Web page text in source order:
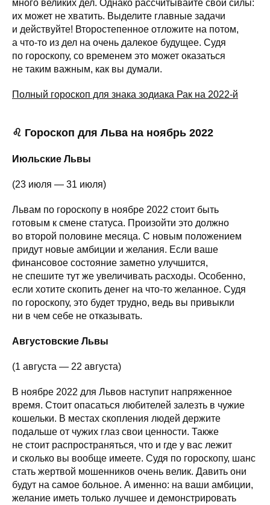
много великих дел. Однако рассчитывайте свои силы:
их может не хватить. Выделите главные задачи
и действуйте! Второстепенное отложите на потом,
а что-то из дел на очень далекое будущее. Судя
по гороскопу, со временем это может оказаться
не таким важным, как вы думали.
Полный гороскоп для знака зодиака Рак на 2022-й
♌ Гороскоп для Льва на ноябрь 2022
Июльские Львы
(23 июля — 31 июля)
Львам по гороскопу в ноябре 2022 стоит быть
готовым к смене статуса. Произойти это должно
во второй половине месяца. С новым положением
придут новые амбиции и желания. Если ваше
финансовое состояние заметно улучшится,
не спешите тут же увеличивать расходы. Особенно,
если хотите скопить денег на что-то желанное. Судя
по гороскопу, это будет трудно, ведь вы привыкли
ни в чем себе не отказывать.
Августовские Львы
(1 августа — 22 августа)
В ноябре 2022 для Львов наступит напряженное
время. Стоит опасаться любителей залезть в чужие
кошельки. В местах скопления людей держите
подальше от чужих глаз свои ценности. Также
не стоит распространяться, что и где у вас лежит
и сколько вы вообще имеете. Судя по гороскопу, шанс
стать жертвой мошенников очень велик. Давить они
будут на самое больное. А именно: на ваши амбиции,
желание иметь только лучшее и демонстрировать